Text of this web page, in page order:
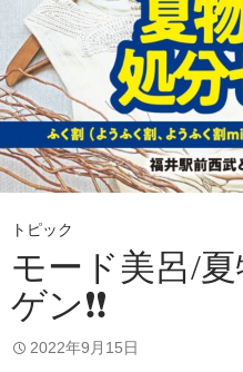
トピック
モード美呂/
ゲン❗❗
2022年9月15日